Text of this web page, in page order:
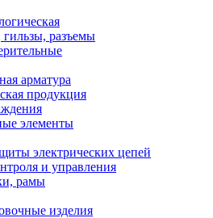
разъемы
арматура
продукция
элементы
электрических цепей
и управления
рамы
изделия